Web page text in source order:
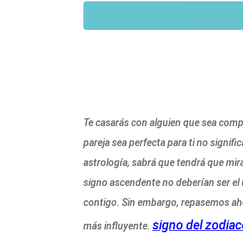
Te casarás con alguien que sea
pareja sea perfecta para ti no
astrología, sabrá que tendrá que
signo ascendente no deberían ser
contigo. Sin embargo, repasemos
más influyente. signo del